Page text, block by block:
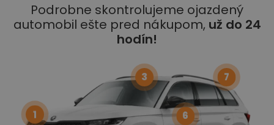
Podrobne skontrolujeme ojazdený
automobil ešte pred nákupom, už do 24
hodín!
1
3
6
7